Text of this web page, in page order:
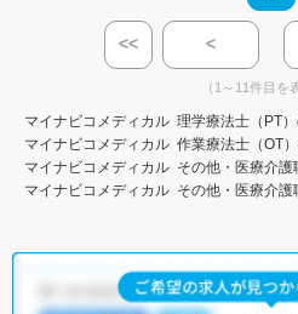
<< <
（1～11件目を
マイナビコメディカル 理学療法士（PT
マイナビコメディカル 作業療法士（OT
マイナビコメディカル その他・医療介
マイナビコメディカル その他・医療介